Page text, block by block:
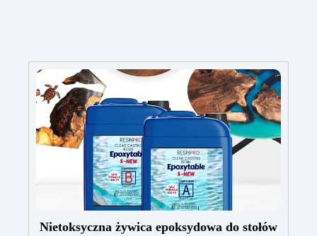
Nietoksyczna żywica epoksydowa do stołów